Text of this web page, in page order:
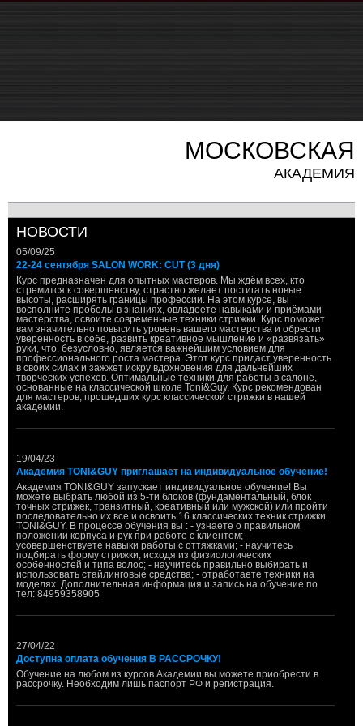
МОСКОВСКАЯ
АКАДЕМИЯ
НОВОСТИ
05/09/25
22-24 сентября SALON WORK: CUT (3 дня)
Курс предназначен для опытных мастеров. Мы ждём всех, кто
стремится к совершенству, страстно желает постигать новые
высоты, расширять границы профессии. На этом курсе, вы
восполните пробелы в знаниях, овладеете навыками и приёмами
мастерства, освоите современные техники стрижки. Курс поможет
вам значительно повысить уровень вашего мастерства и обрести
уверенность в себе, развить креативное мышление и «развязать»
руки, что, безусловно, является важнейшим условием для
профессионального роста мастера. Этот курс придаст уверенность
в своих силах и зажжет искру вдохновения для дальнейших
творческих успехов. Оптимальные техники для работы в салоне,
основанные на классической школе Toni&Guy. Курс рекомендован
для мастеров, прошедших курс классической стрижки в нашей
академии.
19/04/23
Академия TONI&GUY приглашает на индивидуальное обучение!
Академия TONI&GUY запускает индивидуальное обучение! Вы
можете выбрать любой из 5-ти блоков (фундаментальный, блок
точных стрижек, транзитный, креативный или мужской) или пройти
последовательно их все и освоить 16 классических техник стрижки
TONI&GUY. В процессе обучения вы : - узнаете о правильном
положении корпуса и рук при работе с клиентом; -
усовершенствуете навыки работы с оттяжками; - научитесь
подбирать форму стрижки, исходя из физиологических
особенностей и типа волос; - научитесь правильно выбирать и
использовать стайлинговые средства; - отработаете техники на
моделях. Дополнительная информация и запись на обучение по
тел: 84959358905
27/04/22
Доступна оплата обучения В РАССРОЧКУ!
Обучение на любом из курсов Академии вы можете приобрести в
рассрочку. Необходим лишь паспорт РФ и регистрация.